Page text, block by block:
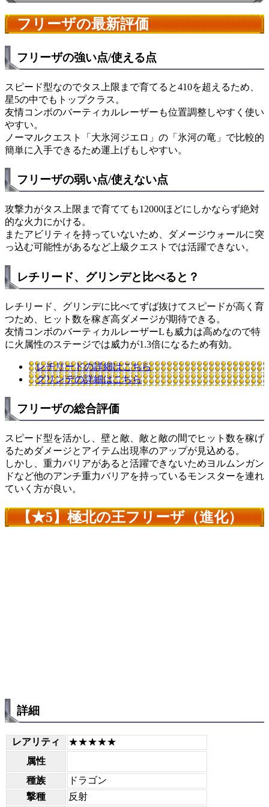
フリーザの最新評価
フリーザの強い点/使える点
スピード型なのでタス上限まで育てると410を超えるため、
星5の中でもトップクラス。
友情コンボのバーティカルレーザーも位置調整しやすく使い
やすい。
ノーマルクエスト「大氷河ジエロ」の「氷河の竜」 で比較的
簡単に入手できるため運上げもしやすい。
フリーザの弱い点/使えない点
攻撃力がタス上限まで育てても12000ほどにしかならず絶対
的な火力にかける。
またアビリティを持っていないため、ダメージウォールに突
っ込む可能性があるなど 上級クエストでは活躍できない。
レチリード、グリンデと比べると？
レチリード、グリンデに比べてずば抜けてスピードが高く育
つため、
ヒット数を稼ぎ高ダメージが期待できる。
友情コンボのバーティカルレーザーLも威力は高めなので特
に火属性のステージでは威力が1.3倍になるため有効。
レチリードの詳細はこちら
グリンデの詳細はこちら
フリーザの総合評価
スピード型を活かし、壁と敵、敵と敵の間でヒット数を稼げ
るためダメージとアイテム出現率のアップが見込める。
しかし、 重力バリアがあると活躍できないためヨルムンガン
ドなど他のアンチ重力バリアを持っているモンスターを連れ
ていく方が良い。
【★5】極北の王フリーザ（進化）
詳細
レアリティ
★★★★★
属性
種族
ドラゴン
撃種
反射